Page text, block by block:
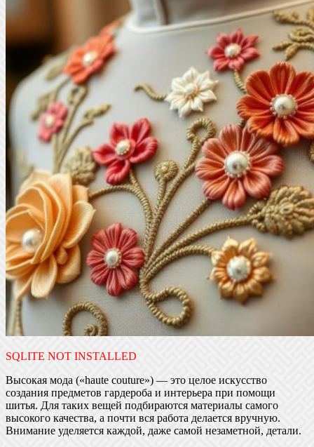
SQLITE NOT INSTALLED
Высокая мода («haute couture») — это целое искусство
создания предметов гардероба и интерьера при помощи
шитья. Для таких вещей подбираются материалы самого
высокого качества, а почти вся работа делается вручную.
Внимание уделяется каждой, даже самой незаметной, детали.